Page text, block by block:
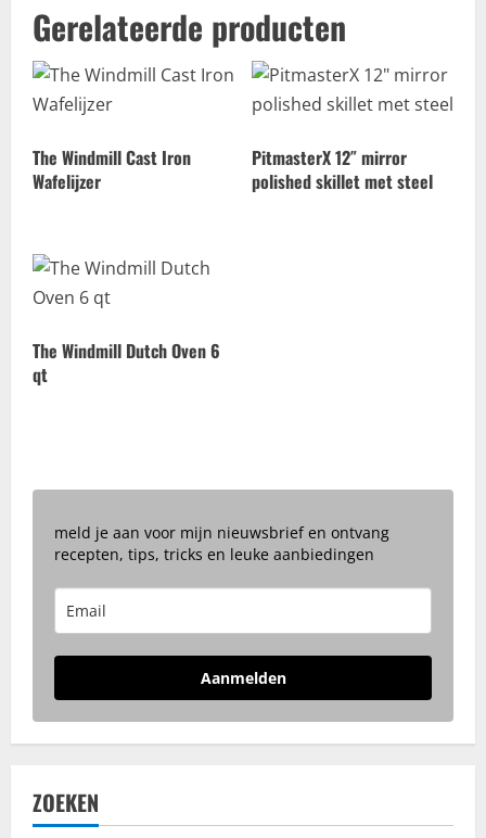
Gerelateerde producten
The Windmill Cast Iron
Wafelijzer
PitmasterX 12″ mirror
polished skillet met steel
The Windmill Dutch Oven 6
qt
meld je aan voor mijn nieuwsbrief en ontvang
recepten, tips, tricks en leuke aanbiedingen
Aanmelden
ZOEKEN